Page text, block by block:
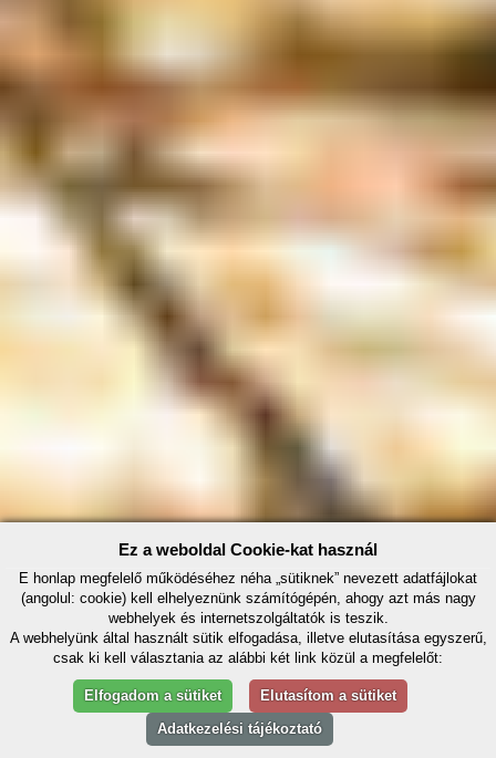
Ez a weboldal Cookie-kat használ
E honlap megfelelő működéséhez néha „sütiknek” nevezett adatfájlokat
(angolul: cookie) kell elhelyeznünk számítógépén, ahogy azt más nagy
webhelyek és internetszolgáltatók is teszik.
A webhelyünk által használt sütik elfogadása, illetve elutasítása egyszerű,
csak ki kell választania az alábbi két link közül a megfelelőt:
Elfogadom a sütiket
Elutasítom a sütiket
Adatkezelési tájékoztató